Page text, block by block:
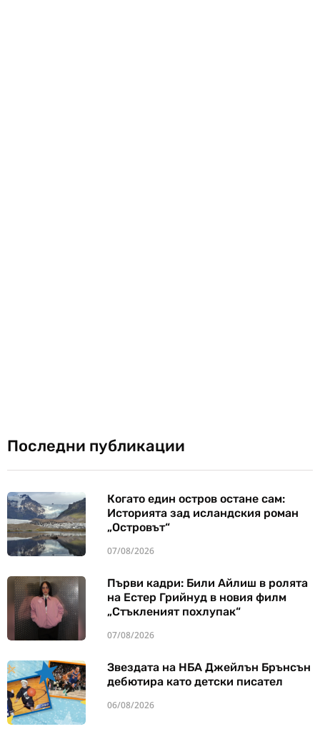
Последни публикации
Когато един остров остане сам:
Историята зад исландския роман
„Островът“
07/08/2026
Първи кадри: Били Айлиш в ролята
на Естер Грийнуд в новия филм
„Стъкленият похлупак“
07/08/2026
Звездата на НБА Джейлън Брънсън
дебютира като детски писател
06/08/2026